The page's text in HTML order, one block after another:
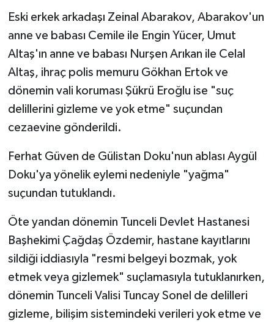
Eski erkek arkadaşı Zeinal Abarakov, Abarakov'un
anne ve babası Cemile ile Engin Yücer, Umut
Altaş'ın anne ve babası Nurşen Arıkan ile Celal
Altaş, ihraç polis memuru Gökhan Ertok ve
dönemin vali koruması Şükrü Eroğlu ise "suç
delillerini gizleme ve yok etme" suçundan
cezaevine gönderildi.
Ferhat Güven de Gülistan Doku'nun ablası Aygül
Doku'ya yönelik eylemi nedeniyle "yağma"
suçundan tutuklandı.
Öte yandan dönemin Tunceli Devlet Hastanesi
Başhekimi Çağdaş Özdemir, hastane kayıtlarını
sildiği iddiasıyla "resmi belgeyi bozmak, yok
etmek veya gizlemek" suçlamasıyla tutuklanırken,
dönemin Tunceli Valisi Tuncay Sonel de delilleri
gizleme, bilişim sistemindeki verileri yok etme ve